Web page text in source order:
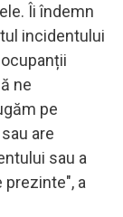
Îi îndemn
incidentului
ne
pe
are
sau a
a